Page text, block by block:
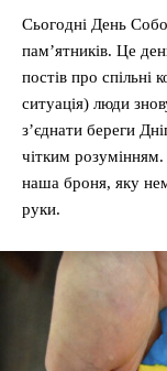
Сьогодні День
пам’ятників. Це
постів про спільні
ситуація) люди
з’єднати береги
чітким
наша броня, яку
руки.